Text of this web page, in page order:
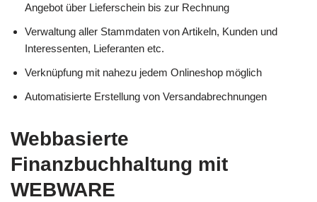
Angebot über Lieferschein bis zur Rechnung
Verwaltung aller Stammdaten von Artikeln, Kunden und
Interessenten, Lieferanten etc.
Verknüpfung mit nahezu jedem Onlineshop möglich
Automatisierte Erstellung von Versandabrechnungen
Webbasierte
Finanzbuchhaltung mit
WEBWARE